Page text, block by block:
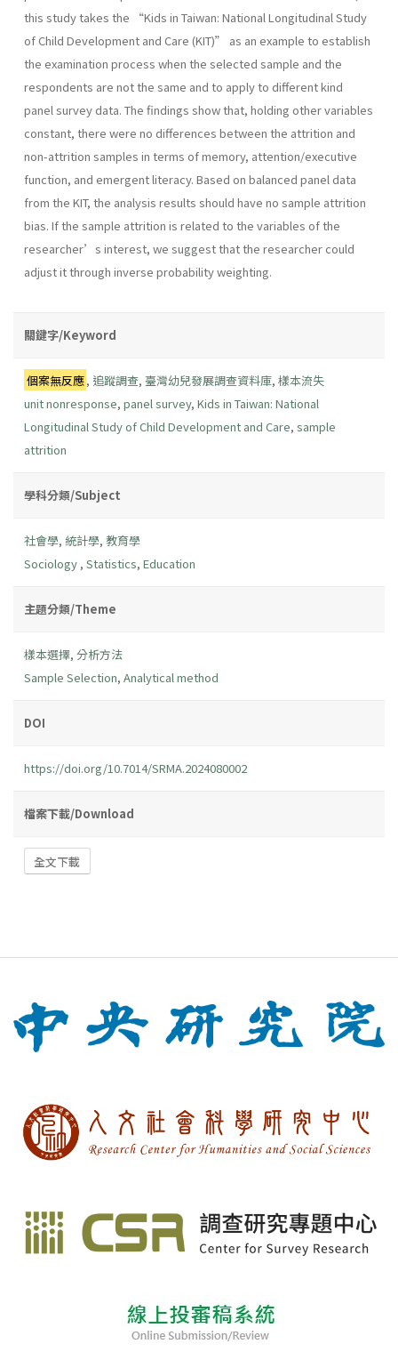
this study takes the “Kids in Taiwan: National Longitudinal Study
of Child Development and Care (KIT)” as an example to establish
the examination process when the selected sample and the
respondents are not the same and to apply to different kind
panel survey data. The findings show that, holding other variables
constant, there were no differences between the attrition and
non-attrition samples in terms of memory, attention/executive
function, and emergent literacy. Based on balanced panel data
from the KIT, the analysis results should have no sample attrition
bias. If the sample attrition is related to the variables of the
researcher’s interest, we suggest that the researcher could
adjust it through inverse probability weighting.
關鍵字/Keyword
個案無反應,追蹤調查, 臺灣幼兒發展調查資料庫,樣本流失
unit nonresponse, panel survey, Kids in Taiwan: National
Longitudinal Study of Child Development and Care, sample
attrition
學科分類/Subject
社會學, 統計學, 教育學
Sociology , Statistics, Education
主題分類/Theme
樣本選擇, 分析方法
Sample Selection, Analytical method
DOI
https://doi.org/10.7014/SRMA.2024080002
檔案下載/Download
全文下載